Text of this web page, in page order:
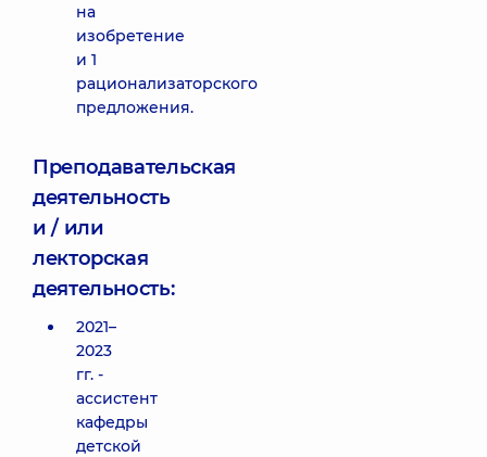
на
изобретение
и 1
рационализаторского
предложения.
Преподавательская
деятельность
и / или
лекторская
деятельность:
2021–
2023
гг. -
ассистент
кафедры
детской